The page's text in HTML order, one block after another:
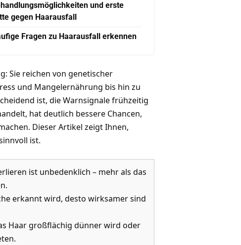
und erste
gegen Haarausfall
Fragen zu Haarausfall erkennen
Sie reichen von genetischer
und Mangelernährung bis hin zu
ist, die Warnsignale frühzeitig
hat deutlich bessere Chancen,
Dieser Artikel zeigt Ihnen,
ist.
ist unbedenklich – mehr als das
erkannt wird, desto wirksamer sind
Haar großflächig dünner wird oder